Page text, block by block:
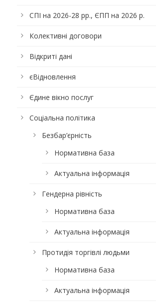
СПІ на 2026-28 рр., ЄПП на 2026 р.
Колективні договори
Відкриті дані
єВідновлення
Єдине вікно послуг
Соціальна політика
Безбар’єрність
Нормативна база
Актуальна інформація
Гендерна рівність
Нормативна база
Актуальна інформація
Протидія торгівлі людьми
Нормативна база
Актуальна інформація